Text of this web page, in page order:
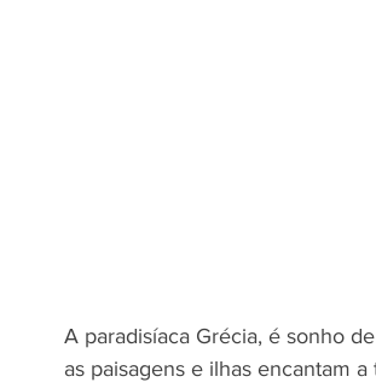
A paradisíaca Grécia, é sonho
as paisagens e ilhas encantam